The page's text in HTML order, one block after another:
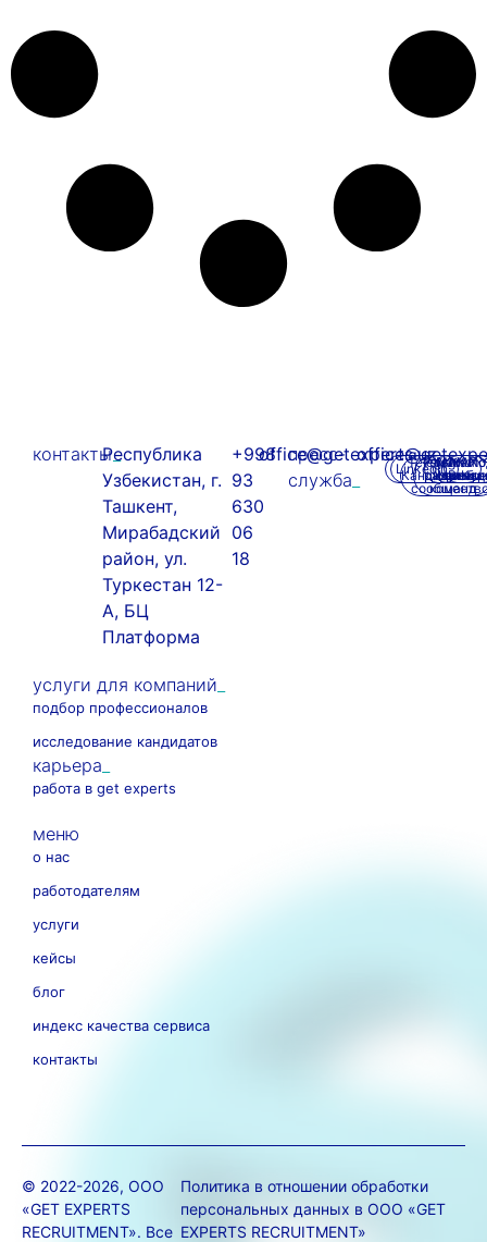
контактыРеспублика
Узбекистан, г.
Ташкент,
Мирабадский
район, ул.
Туркестан 12-
А, БЦ
Платформа
+998
93
630
06
18
office@getexperts.uz
пресс-
служба
LinkedIn
Telegram
Кандидаты
Telegram
HR-
VK - о
развитии
команд
MAX - о
карьере
MAX
услуги для компаний
подбор профессионалов
исследование кандидатов
карьера
работа в get experts
меню
о нас
работодателям
услуги
кейсы
блог
индекс качества сервиса
контакты
© 2022-2026, ООО
«GET EXPERTS
RECRUITMENT». Все
Политика в отношении обработки
персональных данных в ООО «GET
EXPERTS RECRUITMENT»